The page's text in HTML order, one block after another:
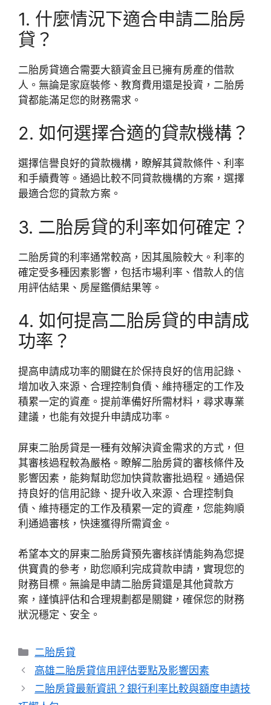
1. 什麼情況下適合申請二胎房
貸？
二胎房貸適合需要大額資金且已擁有房產的借款
人。無論是家庭裝修、教育費用還是投資，二胎房
貸都能滿足您的財務需求。
2. 如何選擇合適的貸款機構？
選擇信譽良好的貸款機構，瞭解其貸款條件、利率
和手續費等。通過比較不同貸款機構的方案，選擇
最適合您的貸款方案。
3. 二胎房貸的利率如何確定？
二胎房貸的利率通常較高，因其風險較大。利率的
確定受多種因素影響，包括市場利率、借款人的信
用評估結果、房屋鑑價結果等。
4. 如何提高二胎房貸的申請成
功率？
提高申請成功率的關鍵在於保持良好的信用記錄、
增加收入來源、合理控制負債、維持穩定的工作及
積累一定的資產。提前準備好所需材料，尋求專業
建議，也能有效提升申請成功率。
屏東二胎房貸是一種有效解決資金需求的方式，但
其審核過程較為嚴格。瞭解二胎房貸的審核條件及
影響因素，能夠幫助您加快貸款審批過程。通過保
持良好的信用記錄、提升收入來源、合理控制負
債、維持穩定的工作及積累一定的資產，您能夠順
利通過審核，快速獲得所需資金。
希望本文的屏東二胎房貸預先審核詳情能夠為您提
供寶貴的參考，助您順利完成貸款申請，實現您的
財務目標。無論是申請二胎房貸還是其他貸款方
案，謹慎評估和合理規劃都是關鍵，確保您的財務
狀況穩定、安全。
分
類
二胎房貸
高雄二胎房貸信用評估要點及影響因素
二胎房貸最新資訊？銀行利率比較與額度申請技